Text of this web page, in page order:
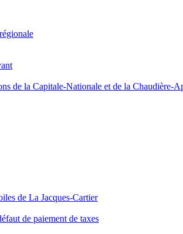
de la Capitale-Nationale et de la Chaudière-
de La Jacques-Cartier
de paiement de taxes